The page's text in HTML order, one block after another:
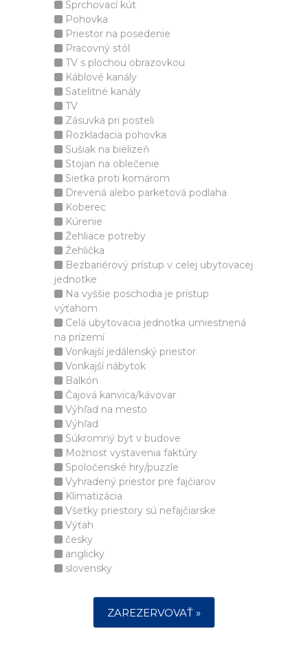
Sprchovací kút
Pohovka
Priestor na posedenie
Pracovný stôl
TV s plochou obrazovkou
Káblové kanály
Satelitné kanály
TV
Zásuvka pri posteli
Rozkladacia pohovka
Sušiak na bielizeň
Stojan na oblečenie
Sieťka proti komárom
Drevená alebo parketová podlaha
Koberec
Kúrenie
Žehliace potreby
Žehlička
Bezbariérový prístup v celej ubytovacej
jednotke
Na vyššie poschodia je prístup
výťahom
Celá ubytovacia jednotka umiestnená
na prízemí
Vonkajší jedálenský priestor
Vonkajší nábytok
Balkón
Čajová kanvica/kávovar
Výhľad na mesto
Výhľad
Súkromný byt v budove
Možnosť vystavenia faktúry
Spoločenské hry/puzzle
Vyhradený priestor pre fajčiarov
Klimatizácia
Všetky priestory sú nefajčiarske
Výťah
česky
anglicky
slovensky
ZAREZERVOVAŤ »